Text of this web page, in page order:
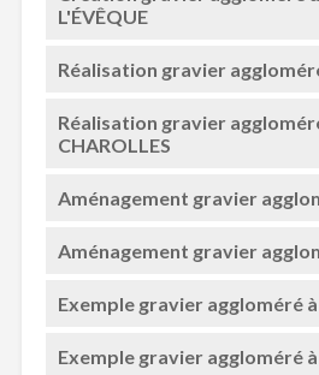
L'ÉVÊQUE
Réalisation gravier
Réalisation gravier
CHAROLLES
Aménagement gravier
Aménagement gravier
Exemple gravier aggloméré
Exemple gravier aggloméré